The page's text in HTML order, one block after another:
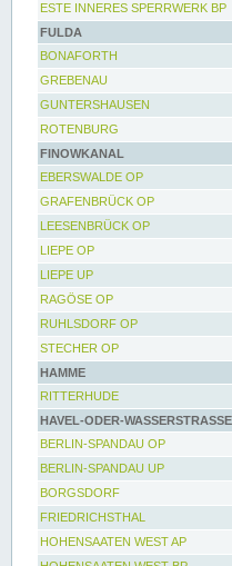
ESTE INNERES SPERRWERK BP
FULDA
BONAFORTH
GREBENAU
GUNTERSHAUSEN
ROTENBURG
FINOWKANAL
EBERSWALDE OP
GRAFENBRÜCK OP
LEESENBRÜCK OP
LIEPE OP
LIEPE UP
RAGÖSE OP
RUHLSDORF OP
STECHER OP
HAMME
RITTERHUDE
HAVEL-ODER-WASSERSTRASSE
BERLIN-SPANDAU OP
BERLIN-SPANDAU UP
BORGSDORF
FRIEDRICHSTHAL
HOHENSAATEN WEST AP